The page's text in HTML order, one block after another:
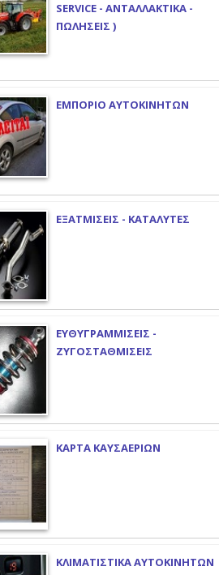
SERVICE - ΑΝΤΑΛΛΑΚΤΙΚΑ -
ΠΩΛΗΣΕΙΣ )
ΕΜΠΟΡΙΟ ΑΥΤΟΚΙΝΗΤΩΝ
ΕΞΑΤΜΙΣΕΙΣ - ΚΑΤΑΛΥΤΕΣ
ΕΥΘΥΓΡΑΜΜΙΣΕΙΣ -
ΖΥΓΟΣΤΑΘΜΙΣΕΙΣ
ΚΑΡΤΑ ΚΑΥΣΑΕΡΙΩΝ
ΚΛΙΜΑΤΙΣΤΙΚΑ ΑΥΤΟΚΙΝΗΤΩΝ